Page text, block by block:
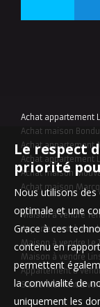
Achat appartement
Achat maison
Achat appartement
Achat appartement
Achat maison
Achat maison
Maison à vendre
Appartement à
Maison à vendre Le
Maison à vendre
Appartement à
Stationnement à
Le respect
priorité
Nous utilisons
optimale et une
Grace à ces
contenu en
permettent
la convivialité de
uniquement les